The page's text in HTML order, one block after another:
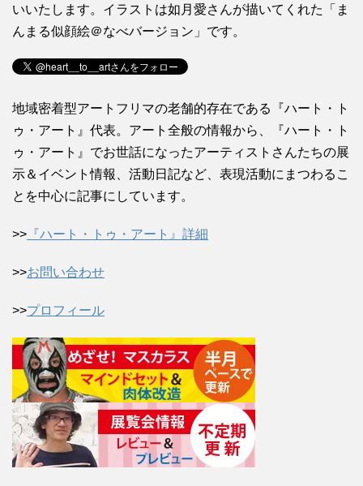
いいたします。イラストは如月愛さんが描いてくれた「ま
んまる似顔絵＠なべバージョン」です。
地域密着型アートフリマの老舗的存在である『ハート・ト
ゥ・アート』代表。アート全般の情報から、『ハート・ト
ゥ・アート』でお世話になったアーティストさんたちの展
示＆イベント情報、活動日記など、表現活動にまつわるこ
とを中心に記事にしています。
>> 『ハート・トゥ・アート』詳細
>>お問い合わせ
>>プロフィール